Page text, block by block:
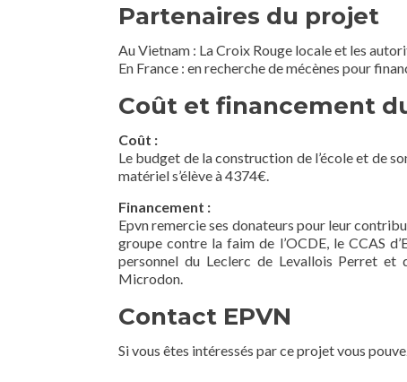
Partenaires du projet
Au Vietnam : La Croix Rouge locale et les
En France : en recherche de mécènes pour
Coût et financement
Coût :
Le budget de la construction de l’école et de
matériel s’élève à 4374€.
Financement :
Epvn remercie ses donateurs pour leur
groupe contre la faim de l’OCDE, le CCAS
personnel du Leclerc de Levallois Perret
Microdon.
Contact EPVN
Si vous êtes intéressés par ce projet vous